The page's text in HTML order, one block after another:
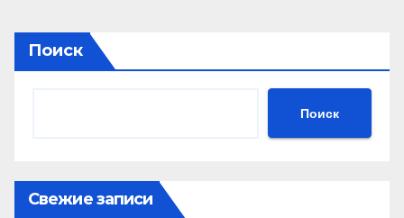
Поиск
Поиск
Свежие записи